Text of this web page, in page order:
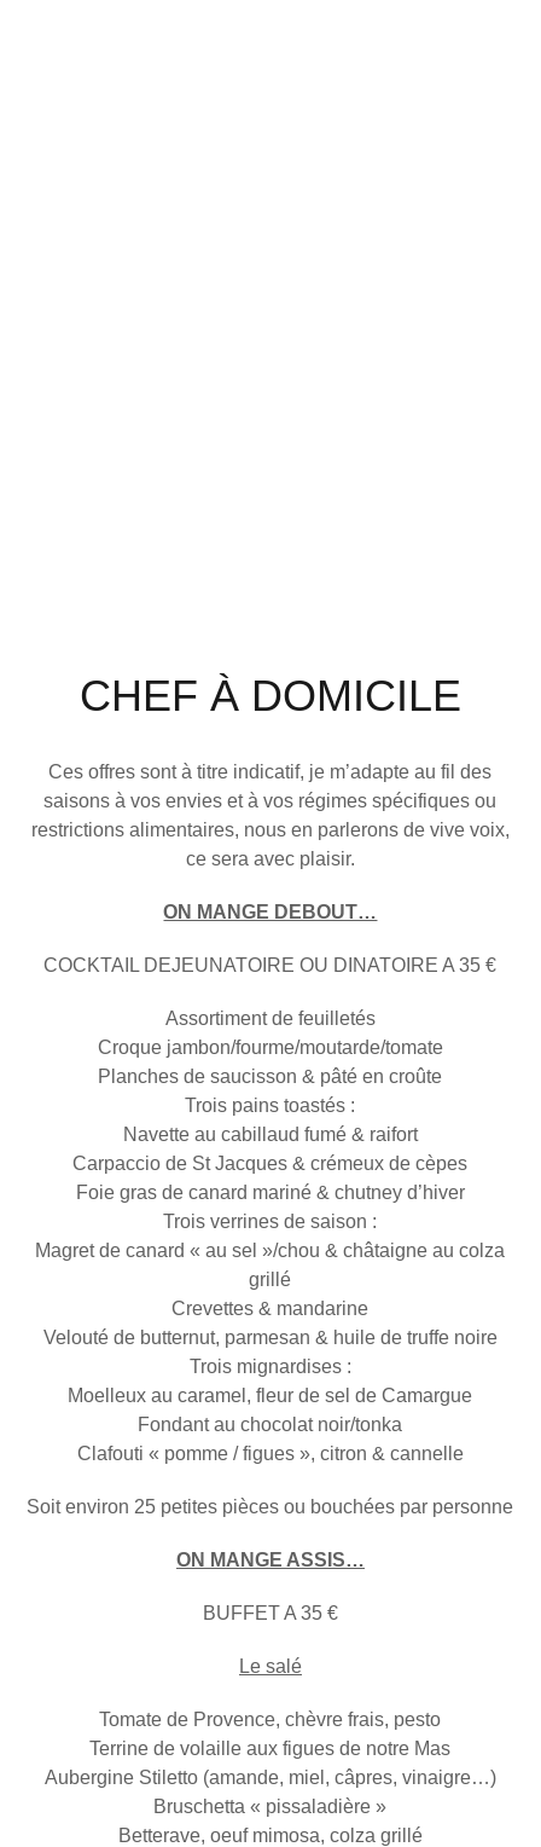
CHEF À DOMICILE
Ces offres sont à titre indicatif, je m’adapte au fil des
saisons à vos envies et à vos régimes spécifiques ou
restrictions alimentaires, nous en parlerons de vive voix,
ce sera avec plaisir.
ON MANGE DEBOUT…
COCKTAIL DEJEUNATOIRE OU DINATOIRE A 35 €
Assortiment de feuilletés
Croque jambon/fourme/moutarde/tomate
Planches de saucisson & pâté en croûte
Trois pains toastés :
Navette au cabillaud fumé & raifort
Carpaccio de St Jacques & crémeux de cèpes
Foie gras de canard mariné & chutney d’hiver
Trois verrines de saison :
Magret de canard « au sel »/chou & châtaigne au colza
grillé
Crevettes & mandarine
Velouté de butternut, parmesan & huile de truffe noire
Trois mignardises :
Moelleux au caramel, fleur de sel de Camargue
Fondant au chocolat noir/tonka
Clafouti « pomme / figues », citron & cannelle
Soit environ 25 petites pièces ou bouchées par personne
ON MANGE ASSIS…
BUFFET A 35 €
Le salé
Tomate de Provence, chèvre frais, pesto
Terrine de volaille aux figues de notre Mas
Aubergine Stiletto (amande, miel, câpres, vinaigre…)
Bruschetta « pissaladière »
Betterave, oeuf mimosa, colza grillé